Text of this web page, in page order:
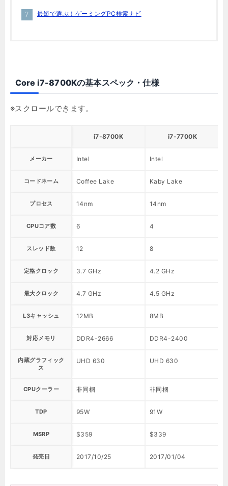
最短で選ぶ！ゲーミングPC検索ナビ
Core i7-8700Kの基本スペック・仕様
i7-8700K i7-7700K
メーカー Intel Intel
コードネーム Coffee Lake Kaby Lake
プロセス 14nm 14nm
CPUコア数 6 4
スレッド数 12 8
定格クロック 3.7 GHz 4.2 GHz
最大クロック 4.7 GHz 4.5 GHz
L3キャッシュ 12MB 8MB
対応メモリ DDR4-2666 DDR4-2400
内蔵グラフィック
ス
UHD 630 UHD 630
CPUクーラー 非同梱 非同梱
TDP 95W 91W
MSRP $359 $339
発売日 2017/10/25 2017/01/04